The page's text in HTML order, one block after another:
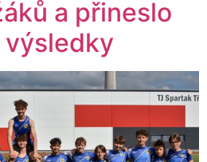
a přineslo
výsledky